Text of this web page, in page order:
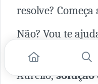
resolve?
Não? Vou te
De acordo com
Aurélio,solução